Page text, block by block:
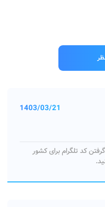
1403/03/21
کد تلگرام برای کشور